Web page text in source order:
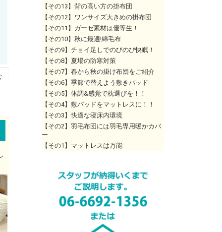
【その13】背の高い方の掛布団
【その12】ワンサイズ大きめの掛布団
【その11】ガーゼ素材は優等生！
【その10】秋に最適!綿毛布
【その9】チョイ足しでのびのび快眠！
【その8】夏場の防寒対策
【その7】春から秋の掛け布団をご紹介
【その6】季節で替えよう敷きパッド
【その5】体調&感覚で枕選びを！！
【その4】敷パッドをマットレスに！！
【その3】快適な寝床内環境
【その2】羽毛布団には羽毛専用暖かカバ
ー
【その1】マットレスは万能